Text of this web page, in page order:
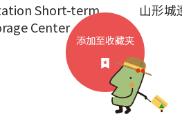
Short-term
Center
山形城
添加至收藏夹